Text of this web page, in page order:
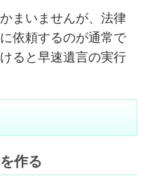
まいませんが、法律
依頼するのが通常で
ると早速遺言の実行
作る